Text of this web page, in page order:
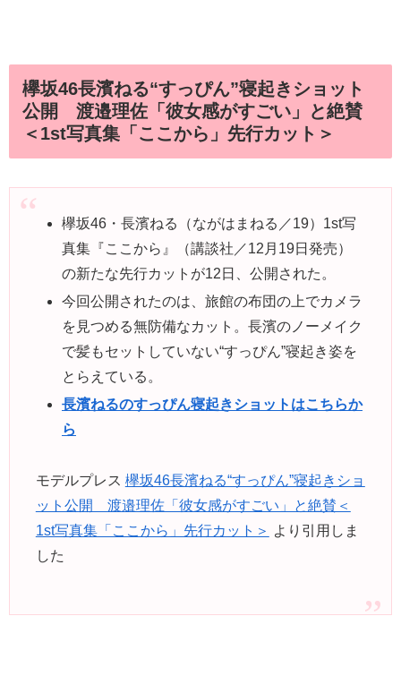
欅坂46長濱ねる“すっぴん”寝起きショット
公開 渡邉理佐「彼女感がすごい」と絶賛
＜1st写真集「ここから」先行カット＞
欅坂46・長濱ねる（ながはまねる／19）1st写
真集『ここから』（講談社／12月19日発売）
の新たな先行カットが12日、公開された。
今回公開されたのは、旅館の布団の上でカメラ
を見つめる無防備なカット。長濱のノーメイク
で髪もセットしていない“すっぴん”寝起き姿を
とらえている。
長濱ねるのすっぴん寝起きショットはこちらか
ら
モデルプレス 欅坂46長濱ねる“すっぴん”寝起きショ
ット公開 渡邉理佐「彼女感がすごい」と絶賛＜
1st写真集「ここから」先行カット＞ より引用しま
した